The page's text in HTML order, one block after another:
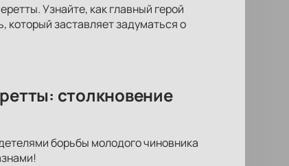
Узнайте, как главный герой
который заставляет задуматься о
столкновение
борьбы молодого чиновника